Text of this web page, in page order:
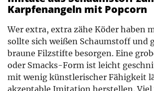
Karpfenangeln mit Popcorn
Wer extra, extra zähe Köder haben
sollte sich weißen Schaumstoff und
braune Filzstifte besorgen. Eine
oder Smacks-Form ist leicht
mit wenig künstlerischer Fähigkeit
akzeptable Imitation herstellen.